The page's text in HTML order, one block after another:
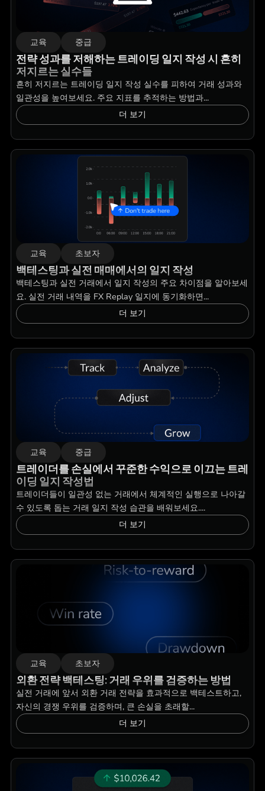
교육 중급
전략 성과를 저해하는 트레이딩 일지 작성 시 흔히
저지르는 실수들
흔히 저지르는 트레이딩 일지 작성 실수를 피하여 거래 성과와
일관성을 높여보세요. 주요 지표를 추적하는 방법과...
더 보기
교육 초보자
백테스팅과 실전 매매에서의 일지 작성
백테스팅과 실전 거래에서 일지 작성의 주요 차이점을 알아보세
요. 실전 거래 내역을 FX Replay 일지에 동기화하면...
더 보기
교육 중급
트레이더를 손실에서 꾸준한 수익으로 이끄는 트레
이딩 일지 작성법
트레이더들이 일관성 없는 거래에서 체계적인 실행으로 나아갈
수 있도록 돕는 거래 일지 작성 습관을 배워보세요....
더 보기
교육 초보자
외환 전략 백테스팅: 거래 우위를 검증하는 방법
실전 거래에 앞서 외환 거래 전략을 효과적으로 백테스트하고,
자신의 경쟁 우위를 검증하며, 큰 손실을 초래할...
더 보기